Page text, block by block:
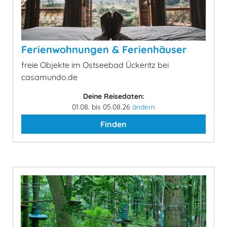
Ferienwohnungen & Ferienhäuser
freie Objekte im Ostseebad Ückeritz bei
casamundo.de
Deine Reisedaten:
01.08. bis 05.08.26 ändern
Finden